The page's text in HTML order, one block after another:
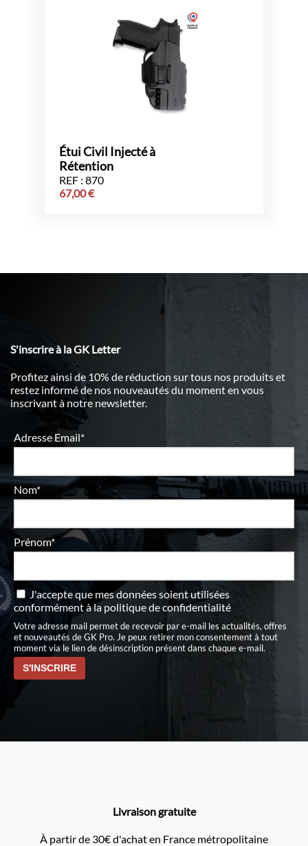
Étui Civil Injecté à
Rétention
REF : 870
67,00€
S'inscrire à la GK Letter
Profitez ainsi de 10% de réduction sur tous nos produits et
restez informé de nos nouveautés du moment en vous
inscrivant à notre newsletter.
Adresse Email*
Nom*
Prénom*
J'accepte que mes données soient utilisées
conformément àla politique de confidentialité
Votre adresse mail permet de recevoir par e-mail les actualités, offres
et nouveautés de GK Pro. Je peux retirer mon consentement à tout
moment via le lien de désinscription présent dans chaque e-mail.
Livraison gratuite
À partir de 30€ d'achat en France métropolitaine